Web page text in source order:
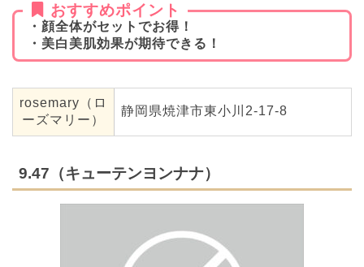
おすすめポイント
・顔全体がセットでお得！
・美白美肌効果が期待できる！
rosemary（ロ
ーズマリー）
静岡県焼津市東小川2-17-8
9.47（キューテンヨンナナ）